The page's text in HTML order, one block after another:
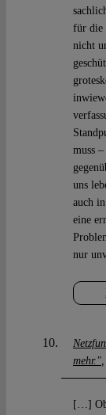
für die
nicht
muss
uns
auch
eine
nur
mehr."
[…]